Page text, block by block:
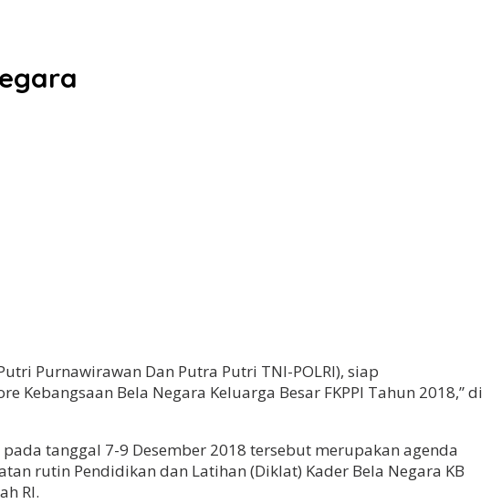
Purnawirawan Dan Putra Putri TNI-POLRI), siap
Kebangsaan Bela Negara Keluarga Besar FKPPI Tahun 2018,” di
pada tanggal 7-9 Desember 2018 tersebut merupakan agenda
rutin Pendidikan dan Latihan (Diklat) Kader Bela Negara KB
RI.